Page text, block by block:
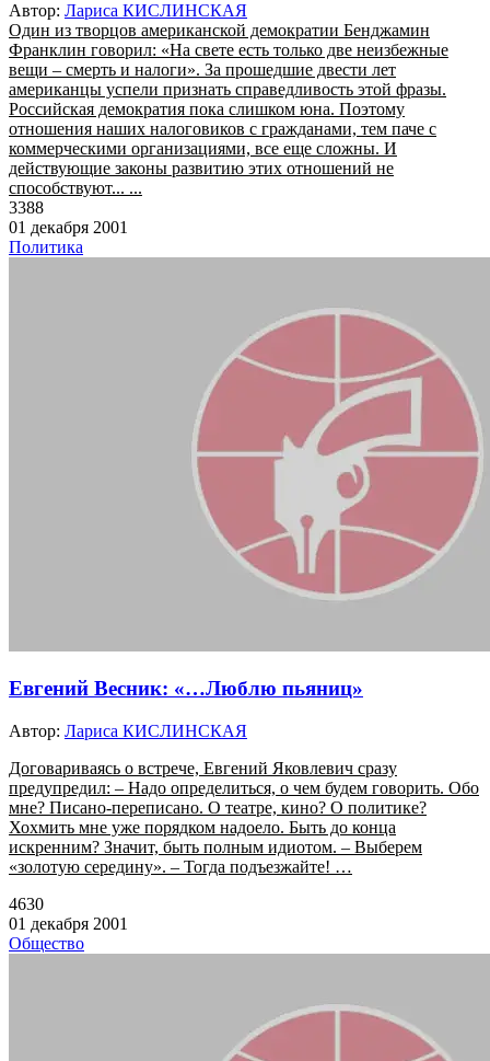
Автор: Лариса КИСЛИНСКАЯ
Один из творцов американской демократии Бенджамин
Франклин говорил: «На свете есть только две неизбежные
вещи – смерть и налоги». За прошедшие двести лет
американцы успели признать справедливость этой фразы.
Российская демократия пока слишком юна. Поэтому
отношения наших налоговиков с гражданами, тем паче с
коммерческими организациями, все еще сложны. И
действующие законы развитию этих отношений не
способствуют... ...
3388
01 декабря 2001
Политика
Евгений Весник: «…Люблю пьяниц»
Автор: Лариса КИСЛИНСКАЯ
Договариваясь о встрече, Евгений Яковлевич сразу
предупредил: – Надо определиться, о чем будем говорить. Обо
мне? Писано-переписано. О театре, кино? О политике?
Хохмить мне уже порядком надоело. Быть до конца
искренним? Значит, быть полным идиотом. – Выберем
«золотую середину». – Тогда подъезжайте! …
4630
01 декабря 2001
Общество